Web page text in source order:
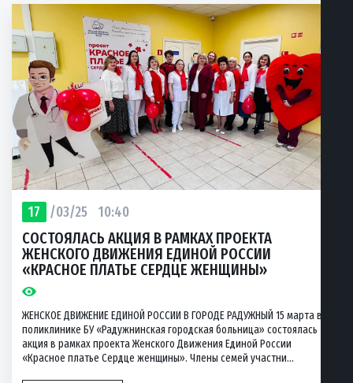
17 /03/25 10:40
СОСТОЯЛАСЬ АКЦИЯ В РАМКАХ ПРОЕКТА
ЖЕНСКОГО ДВИЖЕНИЯ ЕДИНОЙ РОССИИ
«КРАСНОЕ ПЛАТЬЕ СЕРДЦЕ ЖЕНЩИНЫ»
ЖЕНСКОЕ ДВИЖЕНИЕ ЕДИНОЙ РОССИИ В ГОРОДЕ РАДУЖНЫЙ 15 марта в
поликлинике БУ «Радужнинская городская больница» состоялась
акция в рамках проекта Женского Движения Единой России
«Красное платье Сердце женщины». Члены семей участни...